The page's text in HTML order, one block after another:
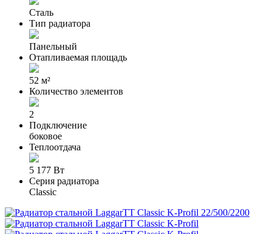
Сталь
Тип радиатора
Панельный
Отапливаемая площадь
52 м²
Количество элементов
2
Подключение
боковое
Теплоотдача
5 177 Вт
Серия радиатора
Classic